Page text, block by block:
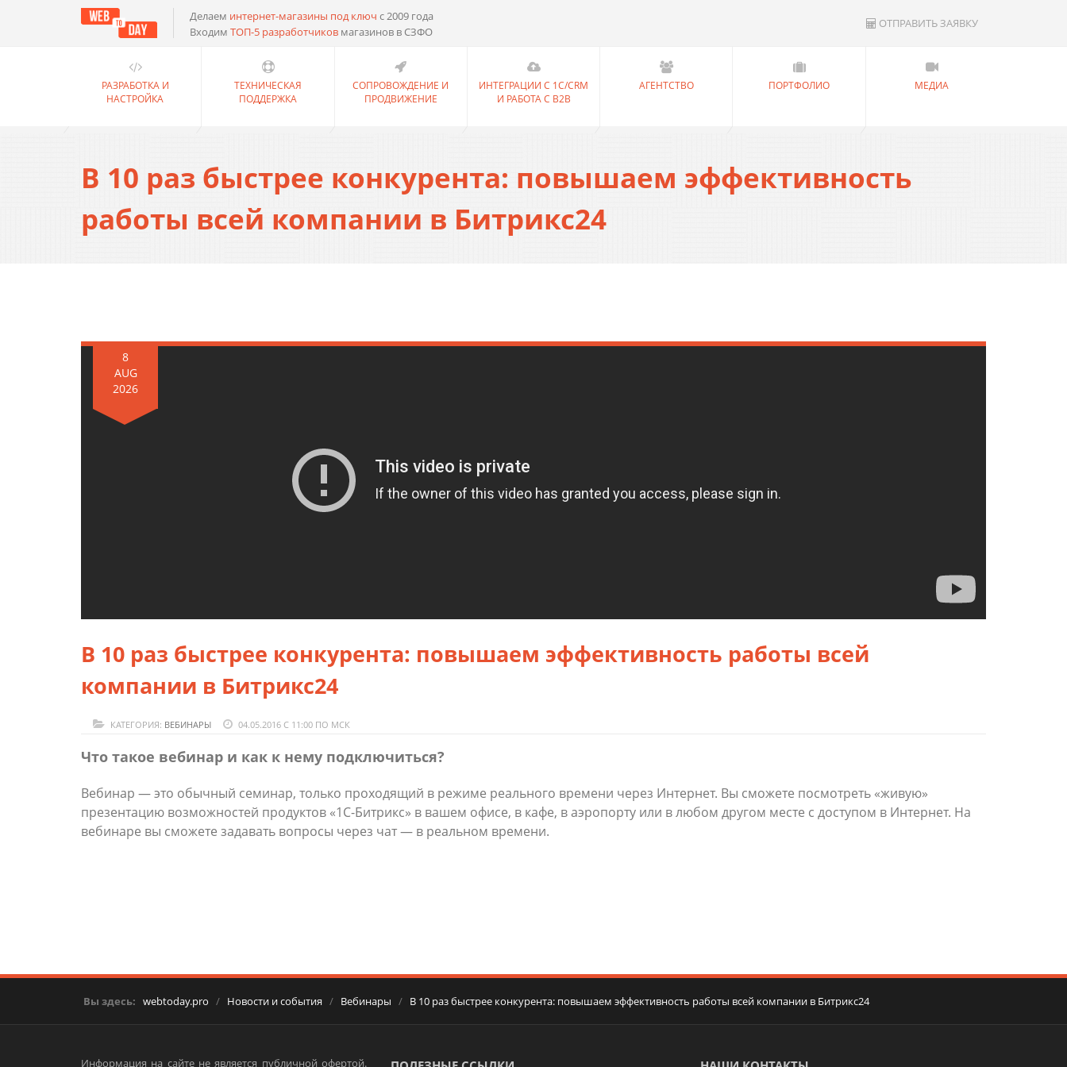
Делаем интернет-магазины под ключ с 2009 года
Входим ТОП-5 разработчиков магазинов в СЗФО
ОТПРАВИТЬ ЗАЯВКУ
РАЗРАБОТКА И
НАСТРОЙКА
ТЕХНИЧЕСКАЯ
ПОДДЕРЖКА
СОПРОВОЖДЕНИЕ И
ПРОДВИЖЕНИЕ
ИНТЕГРАЦИИ С 1С/CRM
И РАБОТА С B2B
АГЕНТСТВО ПОРТФОЛИО МЕДИА
В 10 раз быстрее конкурента: повышаем эффективность
работы всей компании в Битрикс24
8
AUG
2026
В 10 раз быстрее конкурента: повышаем эффективность работы всей
компании в Битрикс24
КАТЕГОРИЯ: ВЕБИНАРЫ 04.05.2016 С 11:00 ПО МСК
Что такое вебинар и как к нему подключиться?
Вебинар — это обычный семинар, только проходящий в режиме реального времени через Интернет. Вы сможете посмотреть «живую»
презентацию возможностей продуктов «1С-Битрикс» в вашем офисе, в кафе, в аэропорту или в любом другом месте с доступом в Интернет. На
вебинаре вы сможете задавать вопросы через чат — в реальном времени.
Вы здесь: webtoday.pro / Новости и события / Вебинары / В 10 раз быстрее конкурента: повышаем эффективность работы всей компании в Битрикс24
Информация на сайте не является публичной офертой.